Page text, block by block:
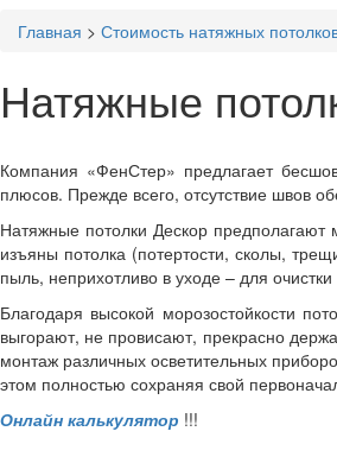
Главная > Стоимость натяжных
Натяжные
Компания «ФенСтер» предлагает
плюсов. Прежде всего, отсутствие швов
Натяжные потолки Дескор предполагают
изъяны потолка (потертости, сколы,
пыль, неприхотливо в уходе – для
Благодаря высокой морозостойкости
выгорают, не провисают, прекрасно
монтаж различных осветительных
этом полностью сохраняя свой
Онлайн калькулятор !!!